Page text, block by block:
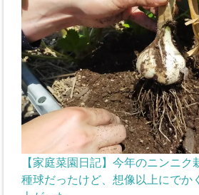
【家庭菜園日記】今年のニンニク
種球だったけど、想像以上にでか